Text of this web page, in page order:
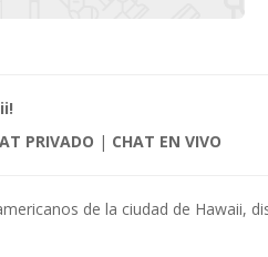
PRIVADO | CHAT EN VIVO
de la ciudad de Hawaii,